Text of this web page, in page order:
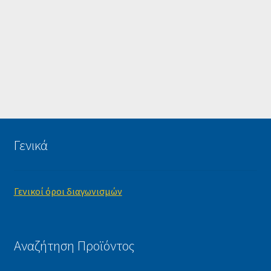
Γενικά
Γενικοί όροι διαγωνισμών
Αναζήτηση Προϊόντος